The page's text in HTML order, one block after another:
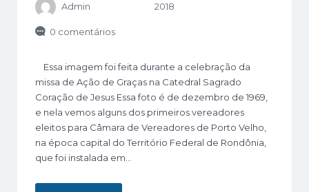
Admin
2018
0 comentários
Essa imagem foi feita durante a celebração da
missa de Ação de Graças na Catedral Sagrado
Coração de Jesus Essa foto é de dezembro de 1969,
e nela vemos alguns dos primeiros vereadores
eleitos para Câmara de Vereadores de Porto Velho,
na época capital do Território Federal de Rondônia,
que foi instalada em…